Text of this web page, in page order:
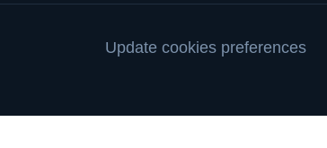
Update cookies preferences